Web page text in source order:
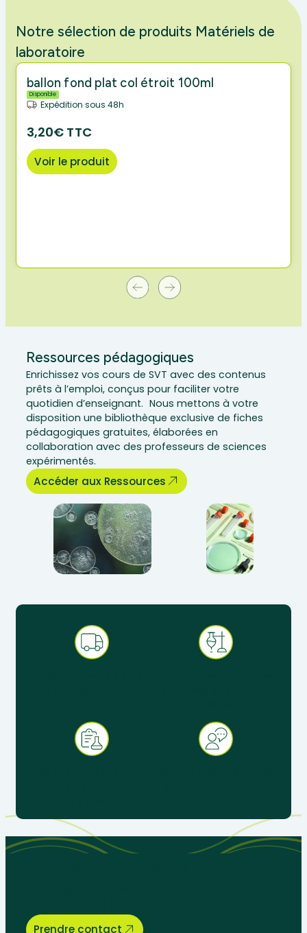
Notre sélection de produits Matériels de
laboratoire
ballon fond plat col étroit 100ml
Disponible
Expédition sous 48h
3,20€ TTC
Voir le produit
Ressources pédagogiques
Enrichissez vos cours de SVT avec des contenus
prêts à l’emploi, conçus pour faciliter votre
quotidien d’enseignant. Nous mettons à votre
disposition une bibliothèque exclusive de fiches
pédagogiques gratuites, élaborées en
collaboration avec des professeurs de sciences
expérimentés.
Accéder aux Ressources
Prendre contact